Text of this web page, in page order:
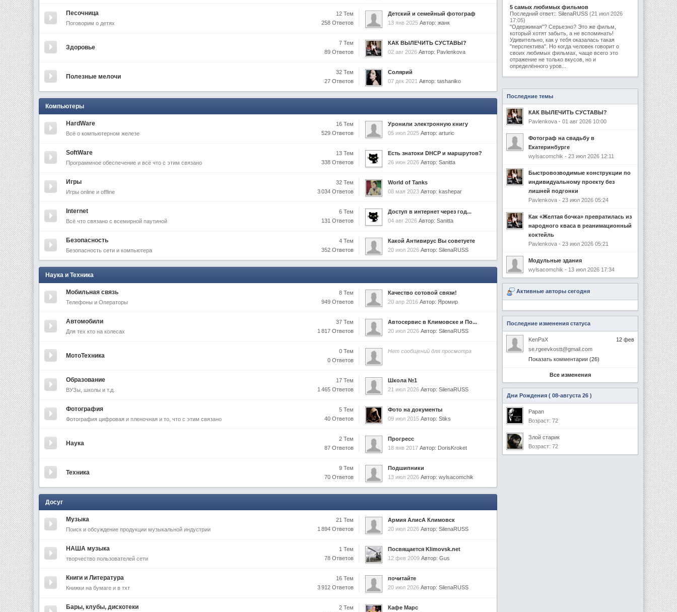
Песочница
Поговорим о детях
12 Тем
258 Ответов
Детский и семейный фотограф
13 янв 2025 Автор: жанк
Здоровье
7 Тем
89 Ответов
КАК ВЫЛЕЧИТЬ СУСТАВЫ?
02 авг 2026 Автор: Pavlenkova
Полезные мелочи
32 Тем
27 Ответов
Солярий
07 дек 2021 Автор: tashaniko
Компьютеры
HardWare
Всё о компьютерном железе
16 Тем
529 Ответов
Уронили электронную книгу
05 июл 2025 Автор: arturic
SoftWare
Программное обеспечение и всё что с этим связано
13 Тем
338 Ответов
Есть знатоки DHCP и маршрутов?
26 июн 2026 Автор: Sanitta
Игры
Игры online и offline
32 Тем
3 034 Ответов
World of Tanks
08 мая 2023 Автор: kashepar
Internet
Всё что связано с всемирной паутиной
6 Тем
131 Ответов
Доступ в интернет через год...
04 авг 2026 Автор: Sanitta
Безопасность
Безопасность сети и компьютера
4 Тем
352 Ответов
Какой Антивирус Вы советуете
20 июл 2026 Автор: SilenaRUSS
Наука и Техника
Мобильная связь
Телефоны и Операторы
8 Тем
949 Ответов
Качество сотовой связи!
20 апр 2016 Автор: Яромир
Автомобили
Для тех кто на колесах
37 Тем
1 817 Ответов
Автосервис в Климовске и По...
20 июл 2026 Автор: SilenaRUSS
МотоТехника
0 Тем
0 Ответов
Нет сообщений для просмотра
Образование
ВУЗы, школы и т.д.
17 Тем
1 465 Ответов
Школа №1
21 июл 2026 Автор: SilenaRUSS
Фотография
Фотография цифровая и пленочная и то, что с этим связано
5 Тем
40 Ответов
Фото на документы
09 июл 2015 Автор: Stiks
Наука
2 Тем
87 Ответов
Прогресс
18 янв 2017 Автор: DorisKroket
Техника
9 Тем
70 Ответов
Подшипники
13 июл 2026 Автор: wylsacomchik
Досуг
Музыка
Поиск и обсуждение продукции музыкальной индустрии
21 Тем
1 894 Ответов
Армия АлисА Климовск
20 июл 2026 Автор: SilenaRUSS
НАША музыка
творчество пользователей сети
1 Тем
78 Ответов
Посвящается Klimovsk.net
12 фев 2009 Автор: Gus
Книги и Литература
Книжки на бумаге и в тхт
16 Тем
3 912 Ответов
почитайте
20 июл 2026 Автор: SilenaRUSS
Бары, клубы, дискотеки
2 Тем
Кафе Марс
5 самых любимых фильмов
Последний ответ:: SilenaRUSS (21 июл 2026
17:05)
"Одержимая"? Серьезно? Это же фильм,
который хотят забыть, а не вспоминать!
Удивительно, как у тебя оказалась такая
"перспектива". Но когда человек говорит о
своих любимых фильмах, чаще всего это
отражение не только вкусов, но и
определённого уров...
Последние темы
КАК ВЫЛЕЧИТЬ СУСТАВЫ?
Pavlenkova - 01 авг 2026 10:00
Фотограф на свадьбу в
Екатеринбурге
wylsacomchik - 23 июл 2026 12:11
Быстровозводимые конструкции по
индивидуальному проекту без
лишней подгонки
Pavlenkova - 23 июл 2026 05:24
Как «Желтая бочка» превратилась из
народного кваса в реанимационный
коктейль
Pavlenkova - 23 июл 2026 05:21
Модульные здания
wylsacomchik - 13 июл 2026 17:34
Активные авторы сегодня
Последние изменения статуса
12 фев
KenPaX
se.rgeevkostt@gmail.com
Показать комментарии (26)
Все изменения
Дни Рождения ( 08-августа 26 )
Papan
Возраст: 72
Злой старик
Возраст: 72